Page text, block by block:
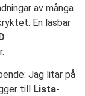
av många
En läsbar
Jag litar på
till
Lista-